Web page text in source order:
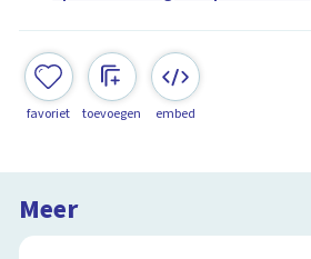
favoriet toevoegen embed
Meer